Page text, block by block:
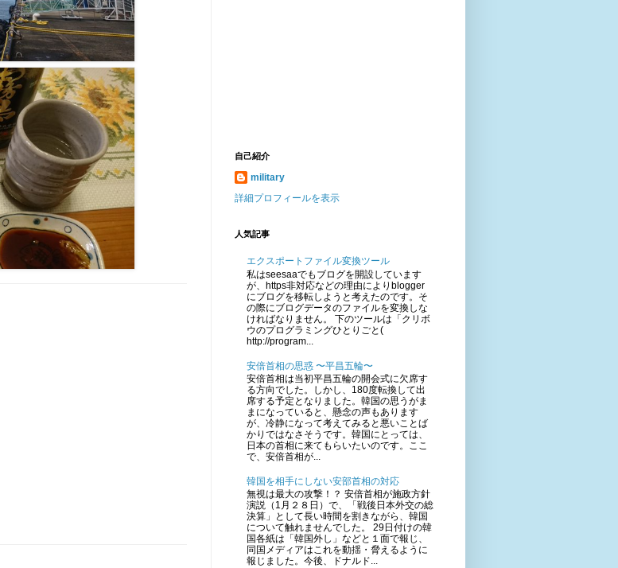
自己紹介
military
詳細プロフィールを表示
人気記事
エクスポートファイル変換ツール
私はseesaaでもブログを開設しています
が、https非対応などの理由によりblogger
にブログを移転しようと考えたのです。そ
の際にブログデータのファイルを変換しな
ければなりません。 下のツールは「クリボ
ウのプログラミングひとりごと(
http://program...
安倍首相の思惑 〜平昌五輪〜
安倍首相は当初平昌五輪の開会式に欠席す
る方向でした。しかし、180度転換して出
席する予定となりました。韓国の思うがま
まになっていると、懸念の声もあります
が、冷静になって考えてみると悪いことば
かりではなさそうです。韓国にとっては、
日本の首相に来てもらいたいのです。ここ
で、安倍首相が...
韓国を相手にしない安部首相の対応
無視は最大の攻撃！？ 安倍首相が施政方針
演説（1月２８日）で、「戦後日本外交の総
決算」として長い時間を割きながら、韓国
について触れませんでした。 29日付けの韓
国各紙は「韓国外し」などと１面で報じ、
同国メディアはこれを動揺・脅えるように
報じました。今後、ドナルド...